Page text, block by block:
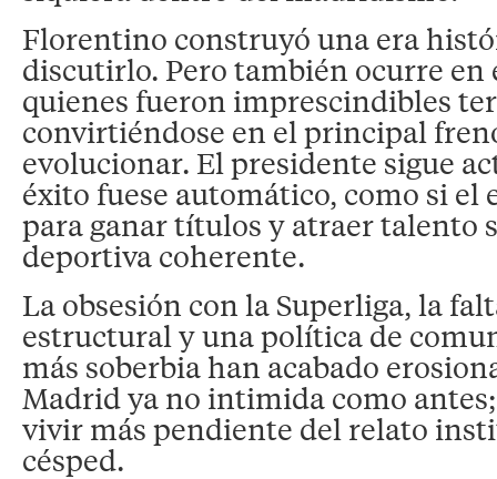
Florentino construyó una era
discutirlo. Pero también ocurre en
quienes fueron imprescindibles
convirtiéndose en el principal
evolucionar. El presidente sigue
éxito fuese automático, como si el
para ganar títulos y atraer talento
deportiva coherente.
La obsesión con la Superliga, la
estructural y una política de
más soberbia han acabado
Madrid ya no intimida como
vivir más pendiente del relato
césped.